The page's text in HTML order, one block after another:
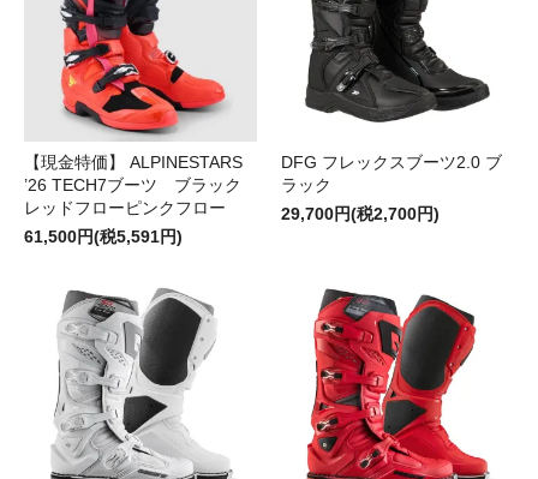
【現金特価】 ALPINESTARS
’26 TECH7ブーツ ブラック
レッドフローピンクフロー
61,500円(税5,591円)
DFG フレックスブーツ2.0 ブ
ラック
29,700円(税2,700円)